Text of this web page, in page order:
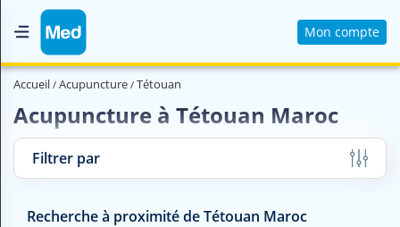
Mon compte
Accueil
Magazine Médical
Nous contacter
Accueil Acupuncture Tétouan
Acupuncture à Tétouan Maroc
Filtrer par
Recherche à proximité de Tétouan Maroc